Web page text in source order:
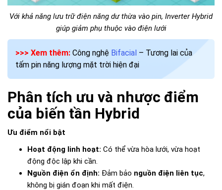
Với khả năng lưu trữ điện năng dư thừa vào pin, Inverter Hybrid
giúp giảm phụ thuộc vào điện lưới
>>> Xem thêm: Công nghệ Bifacial – Tương lai của
tấm pin năng lượng mặt trời hiện đại
Phân tích ưu và nhược điểm
của biến tần Hybrid
Ưu điểm nổi bật
Hoạt động linh hoạt: Có thể vừa hòa lưới, vừa hoạt
động độc lập khi cần.
Nguồn điện ổn định: Đảm bảo nguồn điện liên tục,
không bị gián đoạn khi mất điện.